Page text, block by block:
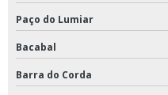
Paço do Lumiar
Bacabal
Barra do Corda